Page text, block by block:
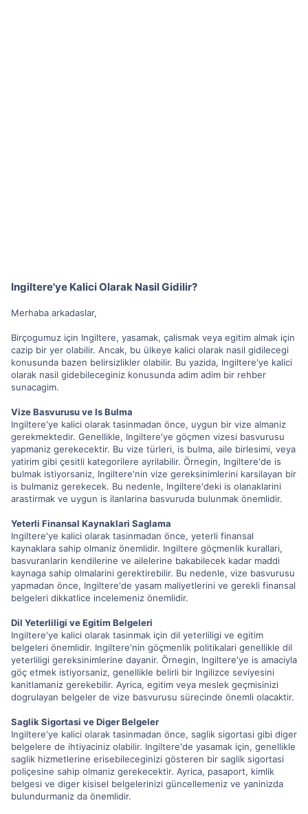
Ingiltere'ye Kalici Olarak Nasil Gidilir?
Merhaba arkadaslar,
Birçogumuz için Ingiltere, yasamak, çalismak veya egitim almak için
cazip bir yer olabilir. Ancak, bu ülkeye kalici olarak nasil gidilecegi
konusunda bazen belirsizlikler olabilir. Bu yazida, Ingiltere'ye kalici
olarak nasil gidebileceginiz konusunda adim adim bir rehber
sunacagim.
Vize Basvurusu ve Is Bulma
Ingiltere'ye kalici olarak tasinmadan önce, uygun bir vize almaniz
gerekmektedir. Genellikle, Ingiltere'ye göçmen vizesi basvurusu
yapmaniz gerekecektir. Bu vize türleri, is bulma, aile birlesimi, veya
yatirim gibi çesitli kategorilere ayrilabilir. Örnegin, Ingiltere'de is
bulmak istiyorsaniz, Ingiltere'nin vize gereksinimlerini karsilayan bir
is bulmaniz gerekecek. Bu nedenle, Ingiltere'deki is olanaklarini
arastirmak ve uygun is ilanlarina basvuruda bulunmak önemlidir.
Yeterli Finansal Kaynaklari Saglama
Ingiltere'ye kalici olarak tasinmadan önce, yeterli finansal
kaynaklara sahip olmaniz önemlidir. Ingiltere göçmenlik kurallari,
basvuranlarin kendilerine ve ailelerine bakabilecek kadar maddi
kaynaga sahip olmalarini gerektirebilir. Bu nedenle, vize basvurusu
yapmadan önce, Ingiltere'de yasam maliyetlerini ve gerekli finansal
belgeleri dikkatlice incelemeniz önemlidir.
Dil Yeterliligi ve Egitim Belgeleri
Ingiltere'ye kalici olarak tasinmak için dil yeterliligi ve egitim
belgeleri önemlidir. Ingiltere'nin göçmenlik politikalari genellikle dil
yeterliligi gereksinimlerine dayanir. Örnegin, Ingiltere'ye is amaciyla
göç etmek istiyorsaniz, genellikle belirli bir Ingilizce seviyesini
kanitlamaniz gerekebilir. Ayrica, egitim veya meslek geçmisinizi
dogrulayan belgeler de vize basvurusu sürecinde önemli olacaktir.
Saglik Sigortasi ve Diger Belgeler
Ingiltere'ye kalici olarak tasinmadan önce, saglik sigortasi gibi diger
belgelere de ihtiyaciniz olabilir. Ingiltere'de yasamak için, genellikle
saglik hizmetlerine erisebileceginizi gösteren bir saglik sigortasi
poliçesine sahip olmaniz gerekecektir. Ayrica, pasaport, kimlik
belgesi ve diger kisisel belgelerinizi güncellemeniz ve yaninizda
bulundurmaniz da önemlidir.